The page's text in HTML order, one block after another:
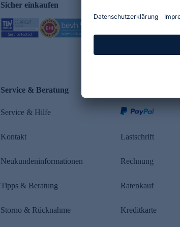
Sicher einkaufen
Service & Beratung
Service & Hilfe
Kontakt
Neukundeninformationen
Tipps & Beratung
Storno & Rücknahme
Lastschrift
Rechnung
Ratenkauf
Kreditkarte